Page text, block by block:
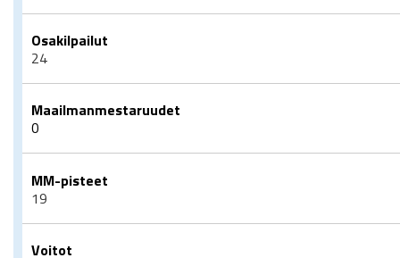
Osakilpailut
24
Maailmanmestaruudet
0
MM-pisteet
19
Voitot